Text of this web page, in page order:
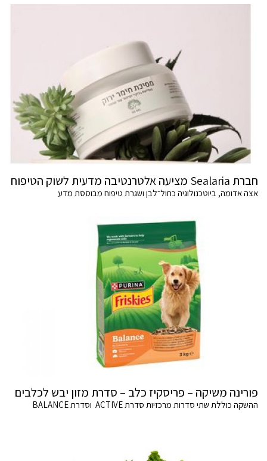
חברת Sealaria מציעה אלטרנטיבה מדעית לשוק הטיפוח
אצה אדומה, ביוטכנולוגיה כחול־לבן ושגרת טיפוח מבוססת מדע
פורינה משיקה – פריסקיז כלב – סדרת מזון יבש לכלבים
ההשקה כוללת שתי סדרות מרכזיות סדרת ACTIVE וסדרת BALANCE